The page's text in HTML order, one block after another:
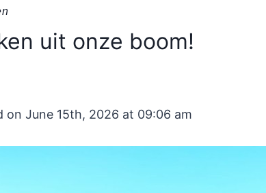
uit onze boom!
on June 15th, 2026 at 09:06 am